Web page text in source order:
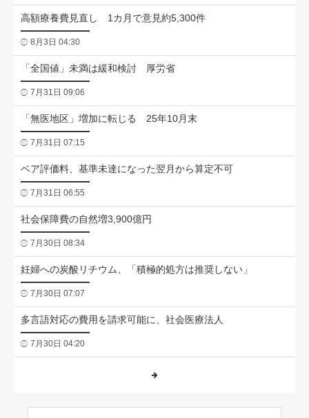
高額療養費見直し 1カ月で意見約5,300件
8月3日 04:30
「全国値」未満は緩和検討 厚労省
7月31日 09:06
「無医地区」増加に転じる 25年10月末
7月31日 07:15
ベア評価料、基準未達になった翌月から算定不可
7月31日 06:55
社会保障費の自然増3,900億円
7月30日 08:34
妊婦への炭酸リチウム、「積極的処方は推奨しない」
7月30日 07:07
多言語対応の費用を請求可能に、社会医療法人
7月30日 04:20